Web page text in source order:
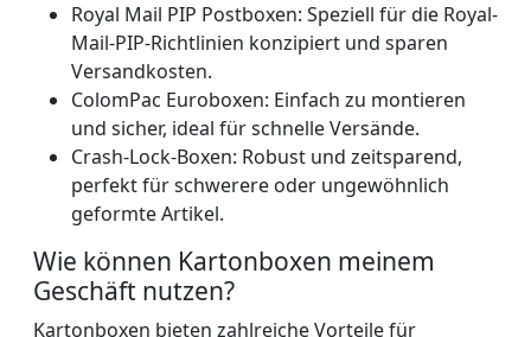
Royal Mail PIP Postboxen: Speziell für die Royal-
Mail-PIP-Richtlinien konzipiert und sparen
Versandkosten.
ColomPac Euroboxen: Einfach zu montieren
und sicher, ideal für schnelle Versände.
Crash-Lock-Boxen: Robust und zeitsparend,
perfekt für schwerere oder ungewöhnlich
geformte Artikel.
Wie können Kartonboxen meinem
Geschäft nutzen?
Kartonboxen bieten zahlreiche Vorteile für